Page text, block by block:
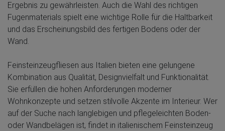
Ergebnis zu gewährleisten. Auch die Wahl des richtigen
Fugenmaterials spielt eine wichtige Rolle für die Haltbarkeit
und das Erscheinungsbild des fertigen Bodens oder der
Wand.
Feinsteinzeugfliesen aus Italien bieten eine gelungene
Kombination aus Qualität, Designvielfalt und Funktionalität.
Sie erfüllen die hohen Anforderungen moderner
Wohnkonzepte und setzen stilvolle Akzente im Interieur. Wer
auf der Suche nach langlebigen und pflegeleichten Boden-
oder Wandbelägen ist, findet in italienischem Feinsteinzeug